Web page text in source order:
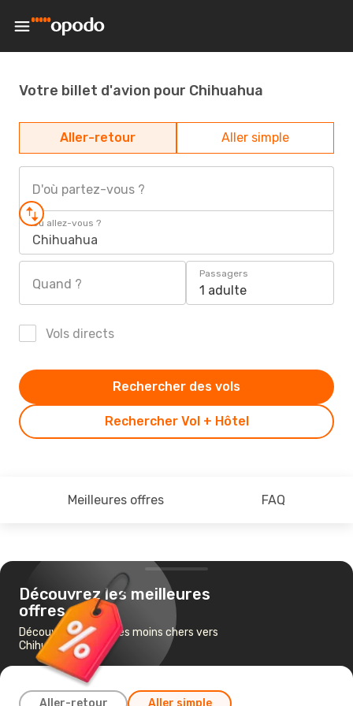
Votre billet d'avion pour Chihuahua
Aller-retour Aller simple
D'où partez-vous ?
Où allez-vous ?
Chihuahua
Quand ?
Passagers
1 adulte
Vols directs
Rechercher Vol + Hôtel
Rechercher des vols
Meilleures offres FAQ
Découvrez les meilleures
offres
Découvrez les vols les moins chers vers
Chihuahua
Aller-retour Aller simple